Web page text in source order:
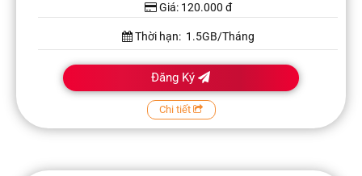
Giá: 120.000 đ
Thời hạn: 1.5GB/Tháng
Đăng Ký
Chi tiết